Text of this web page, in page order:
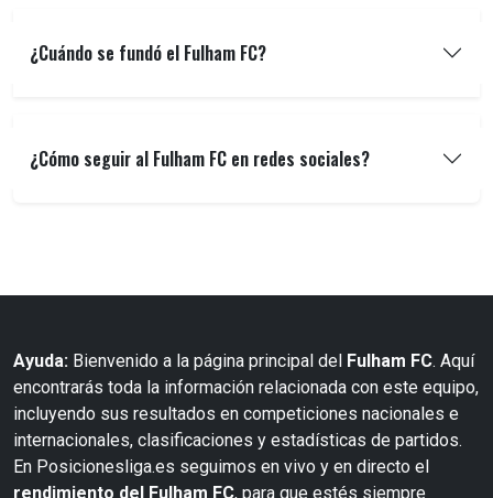
¿Cuándo se fundó el Fulham FC?
¿Cómo seguir al Fulham FC en redes sociales?
Ayuda: Bienvenido a la página principal del Fulham FC. Aquí
encontrarás toda la información relacionada con este equipo,
incluyendo sus resultados en competiciones nacionales e
internacionales, clasificaciones y estadísticas de partidos.
En Posicionesliga.es seguimos en vivo y en directo el
rendimiento del Fulham FC, para que estés siempre